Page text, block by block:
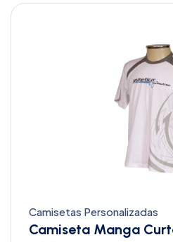
Camisetas Personalizadas
Camiseta Manga